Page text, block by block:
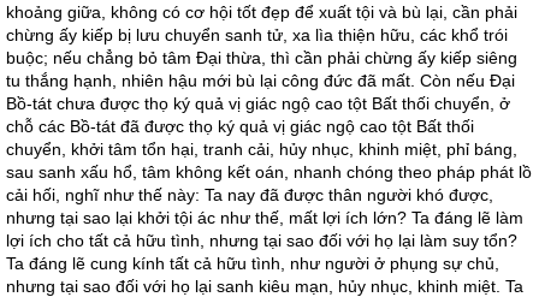
khoảng giữa, không có cơ hội tốt đẹp để xuất tội và bù lại, cần phải
chừng ấy kiếp bị lưu chuyển sanh tử, xa lìa thiện hữu, các khổ trói
buộc; nếu chẳng bỏ tâm Đại thừa, thì cần phải chừng ấy kiếp siêng
tu thắng hạnh, nhiên hậu mới bù lại công đức đã mất. Còn nếu Đại
Bồ-tát chưa được thọ ký quả vị giác ngộ cao tột Bất thối chuyển, ở
chỗ các Bồ-tát đã được thọ ký quả vị giác ngộ cao tột Bất thối
chuyển, khởi tâm tổn hại, tranh cải, hủy nhục, khinh miệt, phỉ báng,
sau sanh xấu hổ, tâm không kết oán, nhanh chóng theo pháp phát lồ
cải hối, nghĩ như thế này: Ta nay đã được thân người khó được,
nhưng tại sao lại khởi tội ác như thế, mất lợi ích lớn? Ta đáng lẽ làm
lợi ích cho tất cả hữu tình, nhưng tại sao đối với họ lại làm suy tổn?
Ta đáng lẽ cung kính tất cả hữu tình, như người ở phụng sự chủ,
nhưng tại sao đối với họ lại sanh kiêu mạn, hủy nhục, khinh miệt. Ta